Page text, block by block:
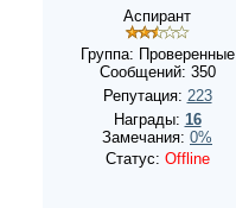
Аспирант
Группа: Проверенные
Сообщений: 350
Репутация: 223
Награды: 16
Замечания: 0%
Статус: Offline